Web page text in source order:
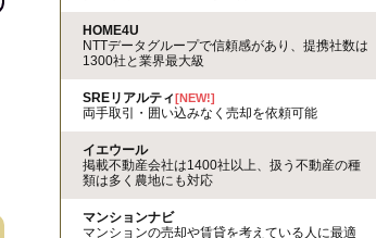
HOME4U
NTTデータグループで信頼感があり、提携社数は
1300社と業界最大級
SREリアルティ[NEW!]
両手取引・囲い込みなく売却を依頼可能
イエウール
掲載不動産会社は1400社以上、扱う不動産の種
類は多く農地にも対応
マンションナビ
マンションの売却や賃貸を考えている人に最適